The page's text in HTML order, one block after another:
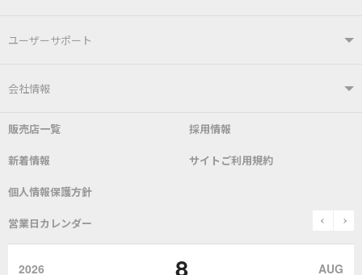
製品情報TOP
はんだ付けシステム
こて先 自動はんだ送り装置
表面実装/SMT関連
作業環境／材料
ユーザーサポート
ユーザーサポートTOP
よくあるご質問 デモ機貸し出しサービス
SDS(MSDS)製品
取扱説明書
該非説明発行の申込み
会社情報
会社概要 社長あいさつ
グットのあゆみ
販売店一覧 採用情報
新着情報 サイトご利用規約
個人情報保護方針
営業日カレンダー prev
2026 8 AUG